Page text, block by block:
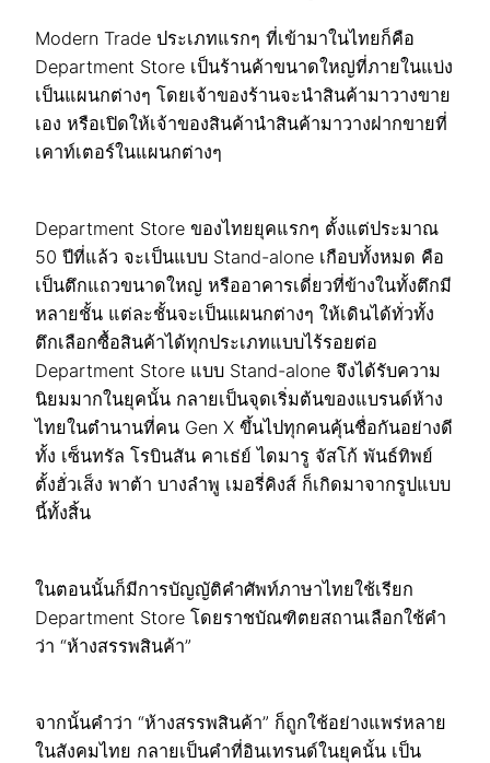
Modern Trade ประเภทแรกๆ ที่เข้ามาในไทยก็คือ
Department Store เป็นร้านค้าขนาดใหญ่ที่ภายในแบ่ง
เป็นแผนกต่างๆ โดยเจ้าของร้านจะนำสินค้ามาวางขาย
เอง หรือเปิดให้เจ้าของสินค้านำสินค้ามาวางฝากขายที่
เคาท์เตอร์ในแผนกต่างๆ
Department Store ของไทยยุคแรกๆ ตั้งแต่ประมาณ
50 ปีที่แล้ว จะเป็นแบบ Stand-alone เกือบทั้งหมด คือ
เป็นตึกแถวขนาดใหญ่ หรืออาคารเดี่ยวที่ข้างในทั้งตึกมี
หลายชั้น แต่ละชั้นจะเป็นแผนกต่างๆ ให้เดินได้ทั่วทั้ง
ตึกเลือกซื้อสินค้าได้ทุกประเภทแบบไร้รอยต่อ
Department Store แบบ Stand-alone จึงได้รับความ
นิยมมากในยุคนั้น กลายเป็นจุดเริ่มต้นของแบรนด์ห้าง
ไทยในตำนานที่คน Gen X ขึ้นไปทุกคนคุ้นชื่อกันอย่างดี
ทั้ง เซ็นทรัล โรบินสัน คาเธ่ย์ ไดมารู จัสโก้ พันธ์ทิพย์
ตั้งฮั่วเส็ง พาต้า บางลำพู เมอรี่คิงส์ ก็เกิดมาจากรูปแบบ
นี้ทั้งสิ้น
ในตอนนั้นก็มีการบัญญัติคำศัพท์ภาษาไทยใช้เรียก
Department Store โดยราชบัณฑิตยสถานเลือกใช้คำ
ว่า “ห้างสรรพสินค้า”
จากนั้นคำว่า “ห้างสรรพสินค้า” ก็ถูกใช้อย่างแพร่หลาย
ในสังคมไทย กลายเป็นคำที่อินเทรนด์ในยุคนั้น เป็น